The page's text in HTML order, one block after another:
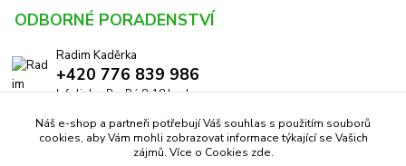
ODBORNÉ PORADENSTVÍ
Radim Kaděrka
+420 776 839 986
Infolinka: Po-Pá 8-18 hod.
info@pricniky.cz
Náš e-shop a partneři potřebují Váš souhlas s použitím souborů
cookies, aby Vám mohli zobrazovat informace týkající se Vašich
zájmů. Více o Cookies zde.